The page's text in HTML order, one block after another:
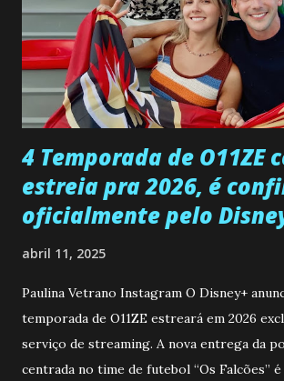
Paula sobre a suposta infidelidade de
Rogerio consegue se livrar de todas as
desaparecimento de Francisco,
ter sido vítima da fúria de Gabriel. Artur
que a clínica inseminou por engano outra
...
4 Temporada de O11ZE
estreia pra 2026, é
oficialmente pelo
abril 11, 2025
Paulina Vetrano Instagram O Disney+
temporada de O11ZE estreará em 2026
serviço de streaming. A nova entrega da
centrada no time de futebol “Os Falcões” é